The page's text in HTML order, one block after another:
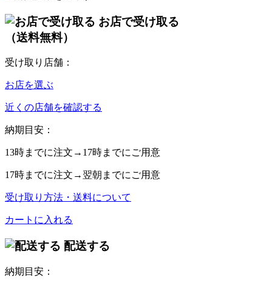
お店で受け取る
（送料無料）
受け取り店舗：
お店を選ぶ
近くの店舗を確認する
納期目安：
13時までに注文→ 17時までにご用意
17時までに注文→ 翌朝 までにご用意
受け取り方法・送料について
カートに入れる
配送する
納期目安：